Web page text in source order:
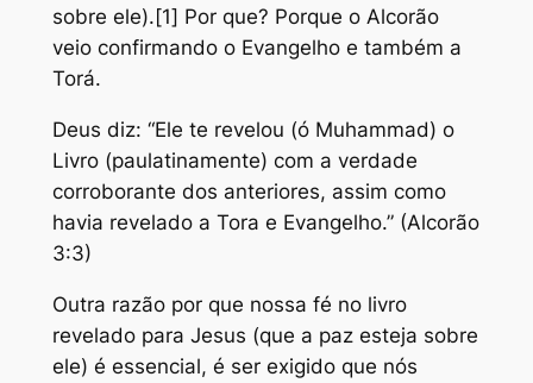
sobre ele).[1] Por que? Porque o Alcorão
veio confirmando o Evangelho e também a
Torá.
Deus diz: “Ele te revelou (ó Muhammad) o
Livro (paulatinamente) com a verdade
corroborante dos anteriores, assim como
havia revelado a Tora e Evangelho.” (Alcorão
3:3)
Outra razão por que nossa fé no livro
revelado para Jesus (que a paz esteja sobre
ele) é essencial, é ser exigido que nós